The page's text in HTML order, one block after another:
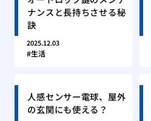
ナンスと長持ちさせる秘
訣
2025.12.03
生活
人感センサー電球、屋外
の玄関にも使える？